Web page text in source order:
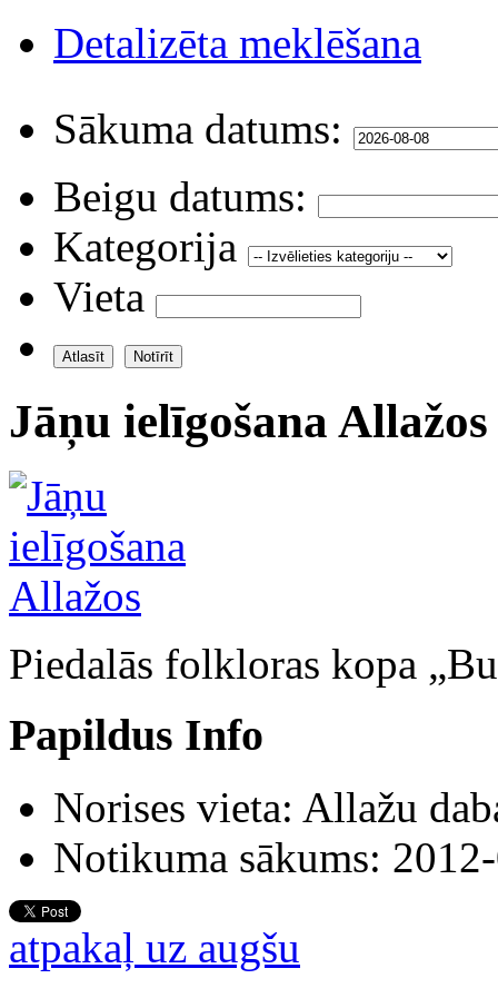
Detalizēta meklēšana
Sākuma datums:
Beigu datums:
Kategorija
Vieta
Jāņu ielīgošana Allažos
Piedalās folkloras kopa
Papildus Info
Norises vieta: Allažu
Notikuma sākums:
atpakaļ uz augšu